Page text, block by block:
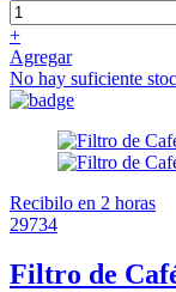
+
Agregar
No hay suficiente
Recibilo en 2 horas
29734
Filtro de